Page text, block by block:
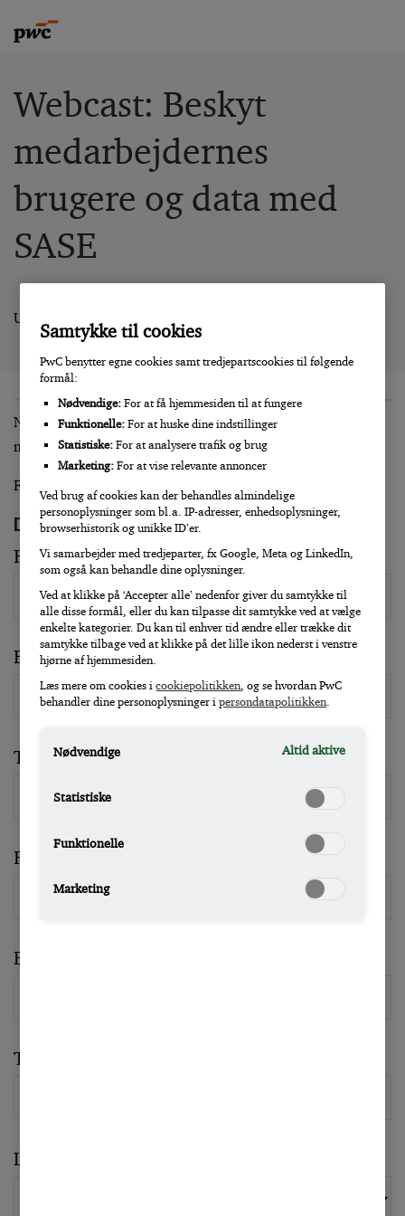
Webcast: Beskyt
medarbejdernes
brugere og data med
SASE
Udfyld formularen herunder for at downloade webcast.
Når du har udfyldt formularen, modtager du i løbet af få
minutter en e-mail med link.
Felter markeret med stjerne (*) skal udfyldes
Dine oplysninger
Fornavn
Efternavn
Titel
Firma
E-mail
Telefon
Land
Samtykke til cookies
PwC benytter egne cookies samt tredjepartscookies til følgende
formål:
Nødvendige:For at få hjemmesiden til at fungere
Funktionelle:For at huske dine indstillinger
Statistiske:For at analysere trafik og brug
Marketing:For at vise relevante annoncer
Ved brug af cookies kan der behandles almindelige
personoplysninger som bl.a. IP-adresser, enhedsoplysninger,
browserhistorik og unikke ID’er.
Vi samarbejder med tredjeparter, fx Google, Meta og LinkedIn,
som også kan behandle dine oplysninger.
Ved at klikke på ‘Accepter alle’ nedenfor giver du samtykke til
alle disse formål, eller du kan tilpasse dit samtykke ved at vælge
enkelte kategorier. Du kan til enhver tid ændre eller trække dit
samtykke tilbage ved at klikke på det lille ikon nederst i venstre
hjørne af hjemmesiden.
Læs mere om cookies icookiepolitikken , og se hvordan PwC
behandler dine personoplysninger ipersondatapolitikken
Nødvendige Altid aktive
Statistiske
Funktionelle
Marketing